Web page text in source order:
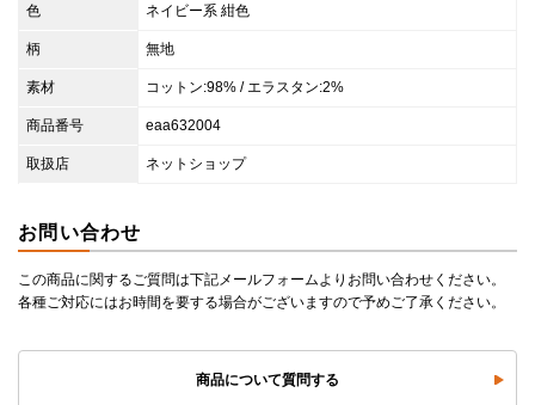
色 ネイビー系 紺色
柄 無地
素材 コットン:98% / エラスタン:2%
商品番号 eaa632004
取扱店 ネットショップ
お問い合わせ
この商品に関するご質問は下記メールフォームよりお問い合わせください。
各種ご対応にはお時間を要する場合がございますので予めご了承ください。
商品について質問する